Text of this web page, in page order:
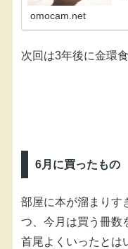
omocam.net
次回は3年後に金環
6月に買ったもの
部屋に本が溜まりす
つ、今月は買う冊数
首尾よくいったとは